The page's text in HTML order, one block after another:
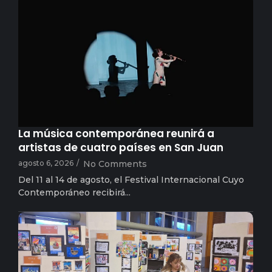
arielsampaolesy
La música contemporánea reunirá a
artistas de cuatro países en San Juan
agosto 6, 2026 / No Comments
Del 11 al 14 de agosto, el Festival Internacional Cuyo
Contemporáneo recibirá...